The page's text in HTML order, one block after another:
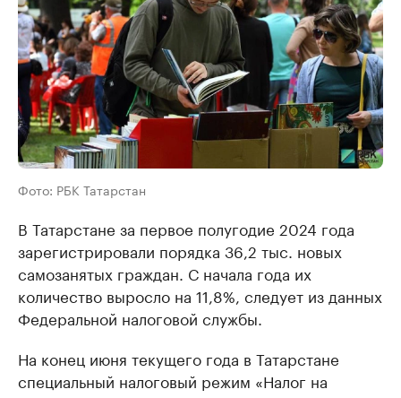
Фото: РБК Татарстан
В Татарстане за первое полугодие 2024 года
зарегистрировали порядка 36,2 тыс. новых
самозанятых граждан. С начала года их
количество выросло на 11,8%, следует из данных
Федеральной налоговой службы.
На конец июня текущего года в Татарстане
специальный налоговый режим «Налог на